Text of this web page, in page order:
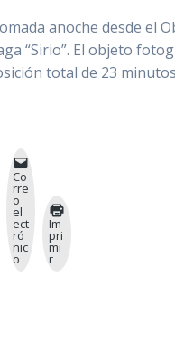
anoche desde el
“Sirio”. El objeto
total de 23
Co
rre
o
el
ect
ró
nic
o
Im
pri
mi
r